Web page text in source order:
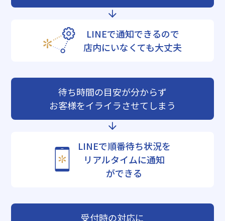
LINEで通知できるので
店内にいなくても大丈夫
待ち時間の目安が分からず
お客様をイライラさせてしまう
LINEで順番待ち状況を
リアルタイムに通知
ができる
受付時の対応に